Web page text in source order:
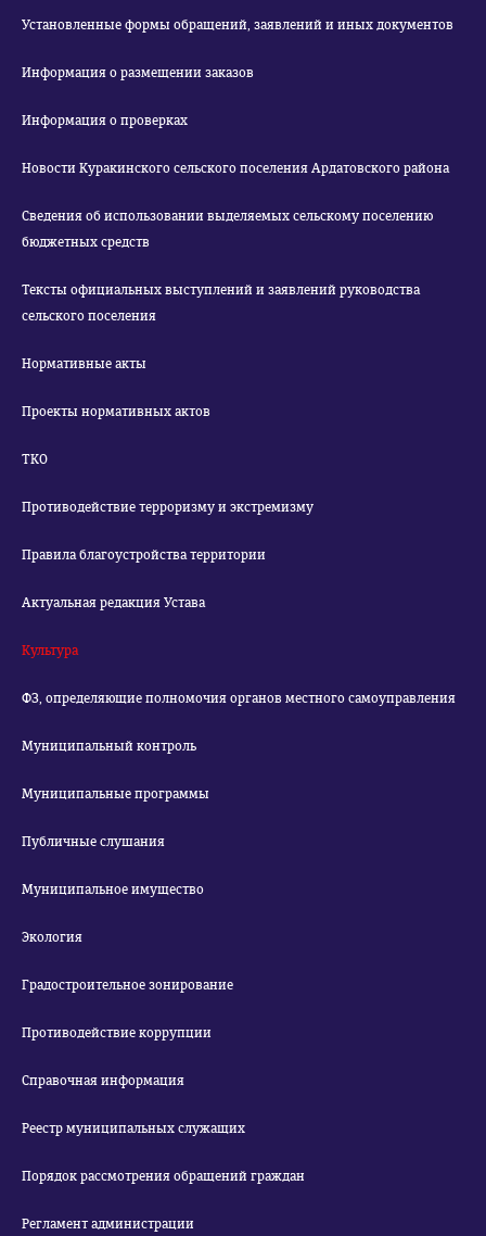
Установленные формы обращений, заявлений и иных документов
Информация о размещении заказов
Информация о проверках
Новости Куракинского сельского поселения Ардатовского района
Сведения об использовании выделяемых сельскому поселению
бюджетных средств
Тексты официальных выступлений и заявлений руководства
сельского поселения
Нормативные акты
Проекты нормативных актов
ТКО
Противодействие терроризму и экстремизму
Правила благоустройства территории
Актуальная редакция Устава
Культура
ФЗ, определяющие полномочия органов местного самоуправления
Муниципальный контроль
Муниципальные программы
Публичные слушания
Муниципальное имущество
Экология
Градостроительное зонирование
Противодействие коррупции
Справочная информация
Реестр муниципальных служащих
Порядок рассмотрения обращений граждан
Регламент администрации